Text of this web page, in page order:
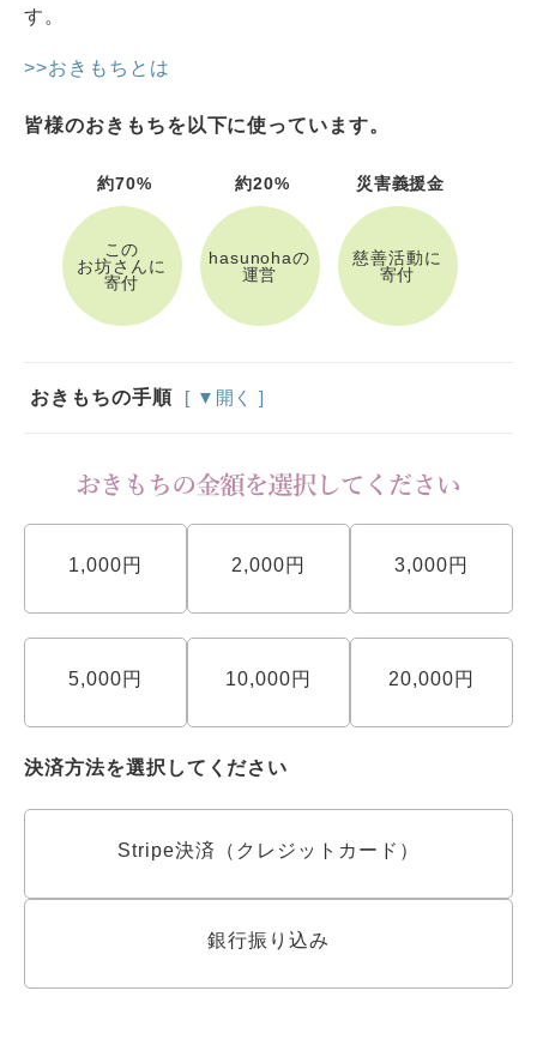
す。
>>おきもちとは
皆様のおきもちを以下に使っています。
約70%
この
お坊さんに
寄付
約20%
hasunohaの
運営
災害義援金
慈善活動に
寄付
おきもちの手順 [ ▼開く ]
1,000円 2,000円 3,000円
5,000円 10,000円 20,000円
決済方法を選択してください
Stripe決済（クレジットカード）
銀行振り込み